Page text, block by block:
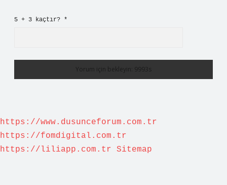
5 + 3 kaçtır? *
https://www.dusunceforum.com.tr
https://fomdigital.com.tr
https://liliapp.com.tr
Sitemap